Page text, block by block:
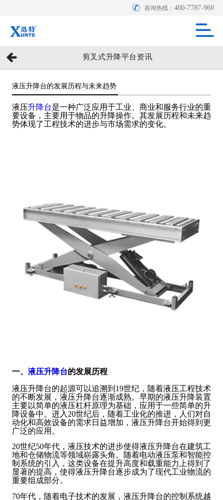
咨询热线：400-7787-960
剪叉式升降平台资讯
液压升降台的发展历程与未来趋势
液压升降台是一种广泛应用于工业、商业和服务行业的重
要设备，主要用于物品的升降操作。其发展历程和未来趋
势体现了工程技术的进步与市场需求的变化。
一、 液压升降台的发展历程
液压升降台的起源可以追溯到19世纪，随着液压工程技术
的不断发展，液压升降台逐渐成熟。早期的液压升降装置
主要以简单的液压杠杆原理为基础，应用于一些简单的升
降设备中。进入20世纪后，随着工业化的推进，人们对自
动化和高效设备的需求日益增加，液压升降台开始得到更
广泛的应用。
20世纪50年代，液压技术的进步使得液压升降台在建筑工
地和仓储物流等领域崭露头角。随着电动液压泵和智能控
制系统的引入，这类设备在提升高度和载重能力上得到了
显著的提高，使得液压升降台逐步成为了现代工业物流的
重要组成部分。
70年代，随着电子技术的发展，液压升降台的控制系统越